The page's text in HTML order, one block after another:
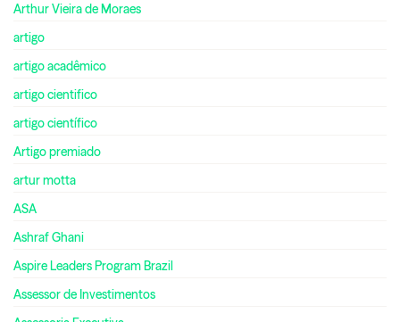
Arthur Vieira de Moraes
artigo
artigo acadêmico
artigo cientifico
artigo científico
Artigo premiado
artur motta
ASA
Ashraf Ghani
Aspire Leaders Program Brazil
Assessor de Investimentos